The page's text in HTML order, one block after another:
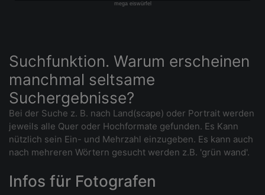
mega eiswürfel
Suchfunktion. Warum erscheinen
manchmal seltsame
Suchergebnisse?
Bei der Suche z. B. nach Land(scape) oder Portrait werden
jeweils alle Quer oder Hochformate gefunden. Es Kann
nützlich sein Ein- und Mehrzahl einzugeben. Es kann auch
nach mehreren Wörtern gesucht werden z.B. 'grün wand'.
Infos für Fotografen